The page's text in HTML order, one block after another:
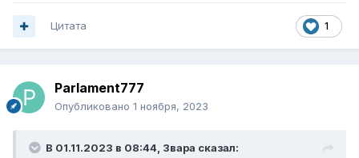
1
Цитата
Parlament777
Опубликовано 1 ноября, 2023
В 01.11.2023 в 08:44, Звара сказал: